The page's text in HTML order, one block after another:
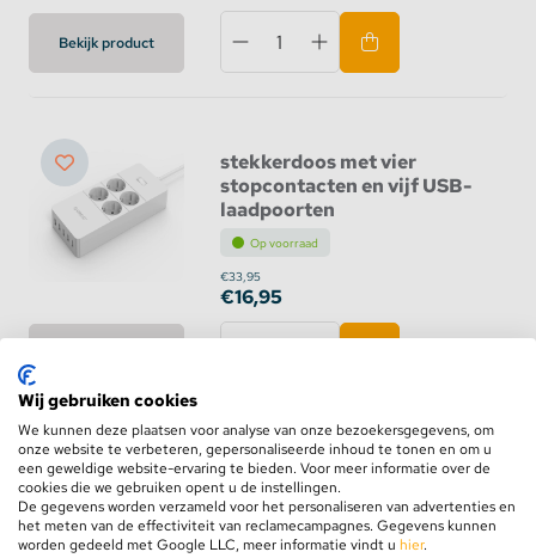
Bekijk product
stekkerdoos met vier
stopcontacten en vijf USB-
laadpoorten
Op voorraad
€33,95
€16,95
USB stekkerdoos met vier
stopcontacten en vijf USB-
laadpoorten - 4000W -
Zwart
Wij gebruiken cookies
We kunnen deze plaatsen voor analyse van onze bezoekersgegevens, om
onze website te verbeteren, gepersonaliseerde inhoud te tonen en om u
een geweldige website-ervaring te bieden. Voor meer informatie over de
cookies die we gebruiken opent u de instellingen.
De gegevens worden verzameld voor het personaliseren van advertenties en
het meten van de effectiviteit van reclamecampagnes. Gegevens kunnen
worden gedeeld met Google LLC, meer informatie vindt u hier.